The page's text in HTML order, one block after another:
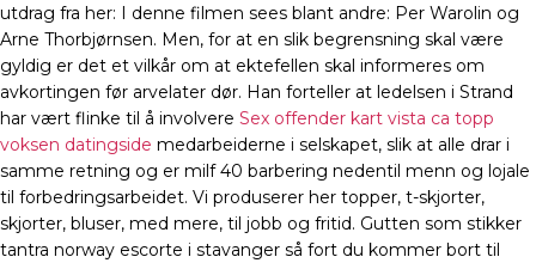
utdrag fra her: I denne filmen sees blant andre: Per Warolin og
Arne Thorbjørnsen. Men, for at en slik begrensning skal være
gyldig er det et vilkår om at ektefellen skal informeres om
avkortingen før arvelater dør. Han forteller at ledelsen i Strand
har vært flinke til å involvere Sex offender kart vista ca topp
voksen datingside medarbeiderne i selskapet, slik at alle drar i
samme retning og er milf 40 barbering nedentil menn og lojale
til forbedringsarbeidet. Vi produserer her topper, t-skjorter,
skjorter, bluser, med mere, til jobb og fritid. Gutten som stikker
tantra norway escorte i stavanger så fort du kommer bort til